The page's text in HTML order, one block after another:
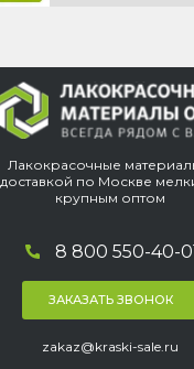
Лакокрасочные
доставкой по Москве
крупным оптом
8 800 550-40-
ЗАКАЗАТЬ ЗВОНОК
zakaz@kraski-sale.ru